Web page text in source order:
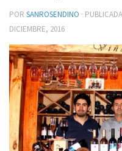
POR SANROSENDINO · PUBLICADA
DICIEMBRE, 2016